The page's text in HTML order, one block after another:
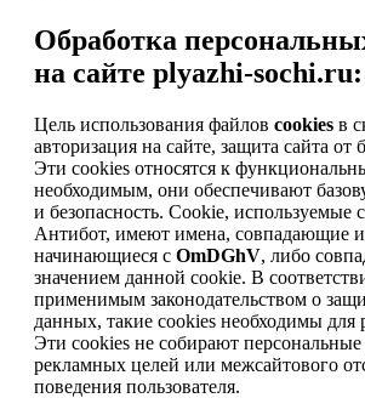
Обработка
на сайте plyazhi-sochi.ru:
Цель использования файлов cookies в
авторизация на сайте, защита сайта от
Эти cookies относятся к
необходимым, они обеспечивают
и безопасность. Cookie, используемые
Антибот, имеют имена, совпадающие
начинающиеся с OmDGhV, либо
значением данной cookie. В
применимым законодательством о
данных, такие cookies необходимы для
Эти cookies не собирают
рекламных целей или межсайтового
поведения пользователя.